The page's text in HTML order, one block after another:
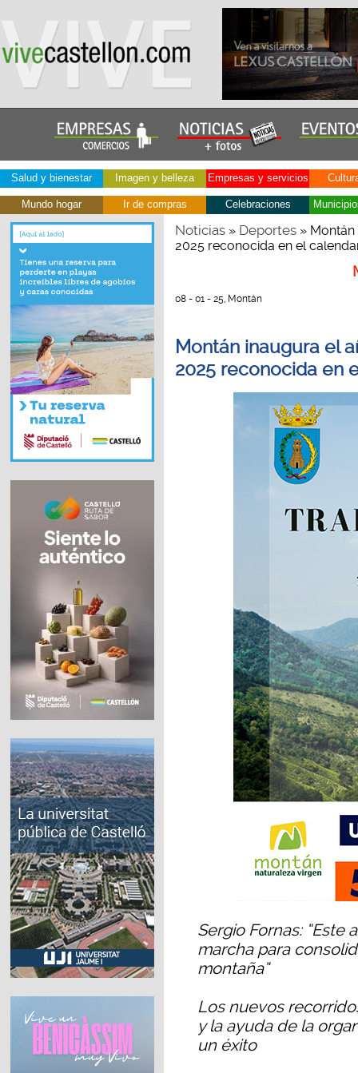
Salud y bienestar Imagen y belleza Empresas y servicios
Mundo hogar Ir de compras Celebraciones
Noticias» Deportes» Montán
2025 reconocida en el
08 - 01 - 25, Montán
Montán inaugura el
2025 reconocida en
Sergio Fornas: “Este
marcha para
montaña”
Los nuevos
y la ayuda de la
un éxito